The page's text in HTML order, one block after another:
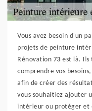
Vous avez besoin d'un
projets de peinture
Rénovation 73 est là.
comprendre vos
afin de créer des
vous souhaitiez ajouter
intérieur ou protéger et